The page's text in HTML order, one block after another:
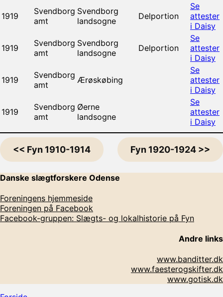
1919
Svendborg
amt
Svendborg
landsogne
Delportion
Se
attester
i Daisy
1919
Svendborg
amt
Svendborg
landsogne
Delportion
Se
attester
i Daisy
1919
Svendborg
amt
Ærøskøbing
Se
attester
i Daisy
1919
Svendborg
amt
Øerne
landsogne
Se
attester
i Daisy
<< Fyn 1910-1914 Fyn 1920-1924 >>
Danske slægtforskere Odense
Foreningens hjemmeside
Foreningen på Facebook
Facebook-gruppen: Slægts- og lokalhistorie på Fyn
Andre links
www.banditter.dk
www.faesterogskifter.dk
www.gotisk.dk